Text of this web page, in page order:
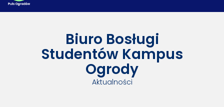
Biuro Bosługi
Studentów Kampus
Ogrody
Aktualności